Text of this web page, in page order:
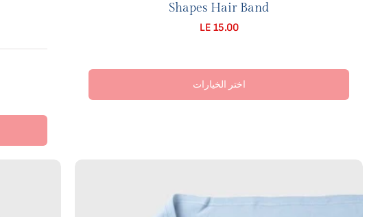
Shapes Hair Band
LE 15.00
اختر الخيارات